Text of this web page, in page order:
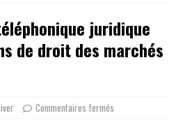
juridique
de droit des marchés
Commentaires fermés